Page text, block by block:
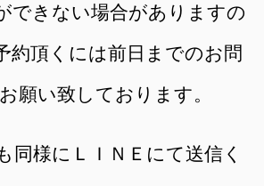
できない場合がありますの
約頂くには前日までのお問
願い致しております。
様にＬＩＮＥにて送信く